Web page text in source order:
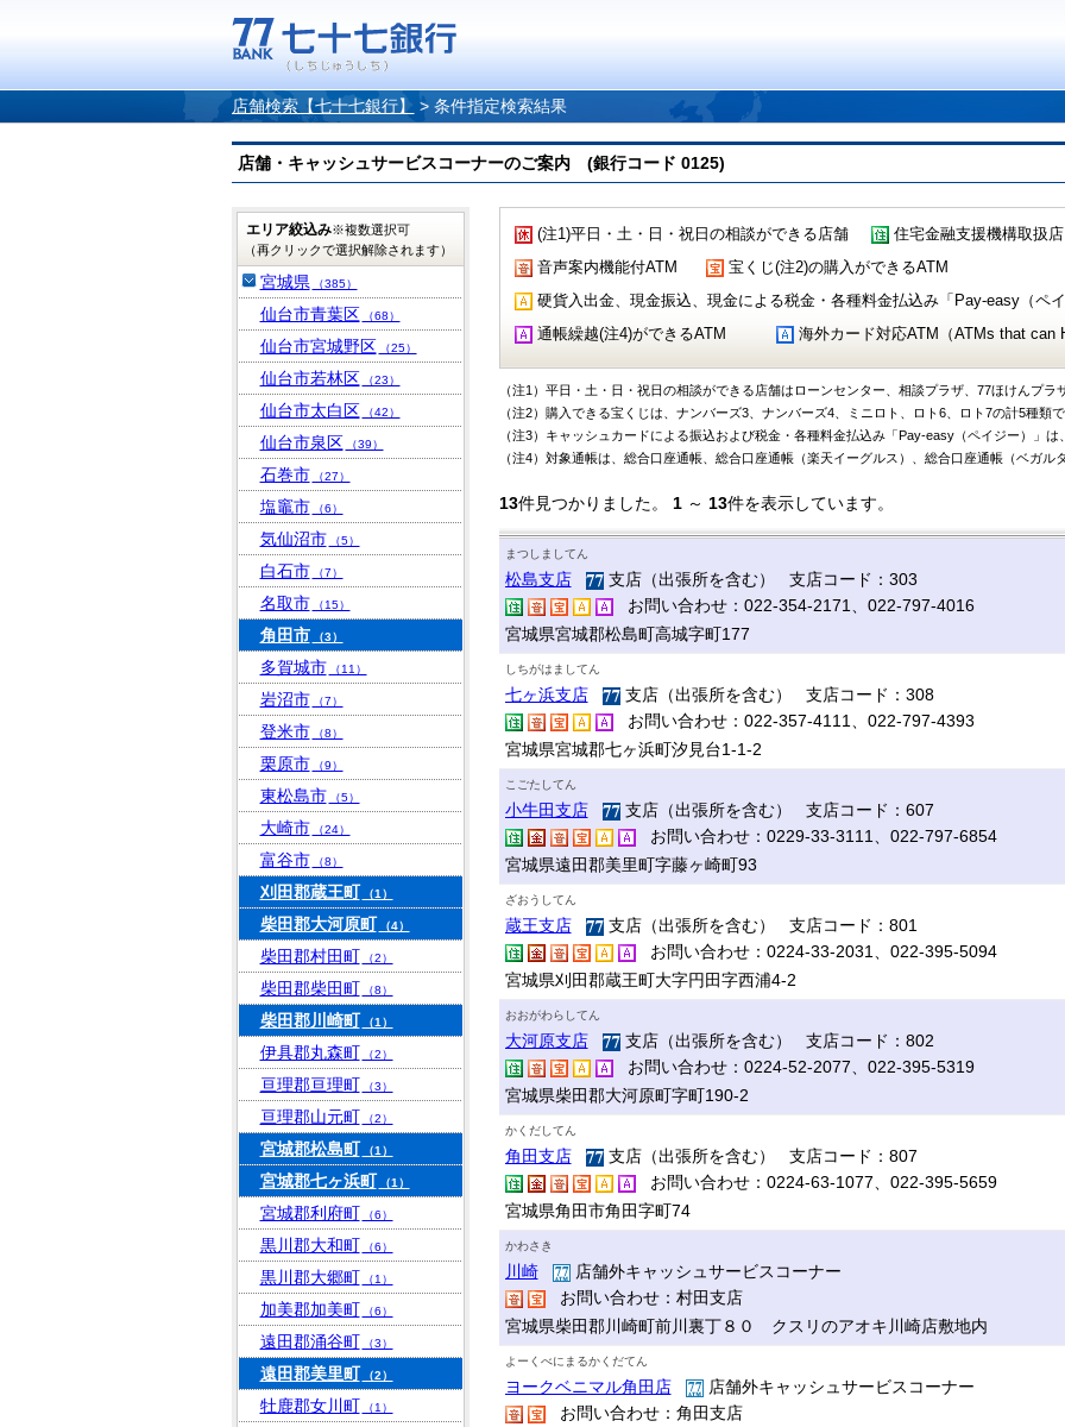
店舗検索【七十七銀行】 > 条件指定検索結果
店舗・キャッシュサービスコーナーのご案内 (銀行コード 0125)
(注1)平日・土・日・祝日の相談ができる店舗 住宅金融支援機構取扱店
音声案内機能付ATM
宝くじ(注2)の購入ができるATM
硬貨入出金、現金振込、現金による税金・各種料金払込み「Pay-easy（ペ
通帳繰越(注4)ができるATM
海外カード対応ATM（ATMs that can
（注1）平日・土・日・祝日の相談ができる店舗はローンセンター、相談プラザ、77ほけんプラ
（注2）購入できる宝くじは、ナンバーズ3、ナンバーズ4、ミニロト、ロト6、ロト7の計5種類で
（注3）キャッシュカードによる振込および税金・各種料金払込み「Pay-easy（ペイジー）」は
（注4）対象通帳は、総合口座通帳、総合口座通帳（楽天イーグルス）、総合口座通帳（ベガル
13件見つかりました。 1～ 13件を表示しています。
まつしましてん
松島支店
支店（出張所を含む） 支店コード：303
お問い合わせ：022-354-2171、022-797-4016
宮城県宮城郡松島町高城字町177
しちがはましてん
七ヶ浜支店
支店（出張所を含む） 支店コード：308
お問い合わせ：022-357-4111、022-797-4393
宮城県宮城郡七ヶ浜町汐見台1-1-2
こごたしてん
小牛田支店
支店（出張所を含む） 支店コード：607
お問い合わせ：0229-33-3111、022-797-6854
宮城県遠田郡美里町字藤ヶ崎町93
ざおうしてん
蔵王支店
支店（出張所を含む） 支店コード：801
お問い合わせ：0224-33-2031、022-395-5094
宮城県刈田郡蔵王町大字円田字西浦4-2
おおがわらしてん
大河原支店
支店（出張所を含む） 支店コード：802
お問い合わせ：0224-52-2077、022-395-5319
宮城県柴田郡大河原町字町190-2
かくだしてん
角田支店
支店（出張所を含む） 支店コード：807
お問い合わせ：0224-63-1077、022-395-5659
宮城県角田市角田字町74
かわさき
川崎
店舗外キャッシュサービスコーナー
お問い合わせ：村田支店
宮城県柴田郡川崎町前川裏丁８０ クスリのアオキ川崎店敷地内
よーくべにまるかくだてん
ヨークベニマル角田店
店舗外キャッシュサービスコーナー
お問い合わせ：角田支店
エリア絞込み※複数選択可
（再クリックで選択解除されます）
宮城県 （385）
仙台市青葉区 （68）
仙台市宮城野区 （25）
仙台市若林区 （23）
仙台市太白区 （42）
仙台市泉区 （39）
石巻市 （27）
塩竈市 （6）
気仙沼市 （5）
白石市 （7）
名取市 （15）
角田市 （3）
多賀城市 （11）
岩沼市 （7）
登米市 （8）
栗原市 （9）
東松島市 （5）
大崎市 （24）
富谷市 （8）
刈田郡蔵王町 （1）
柴田郡大河原町 （4）
柴田郡村田町 （2）
柴田郡柴田町 （8）
柴田郡川崎町 （1）
伊具郡丸森町 （2）
亘理郡亘理町 （3）
亘理郡山元町 （2）
宮城郡松島町 （1）
宮城郡七ヶ浜町 （1）
宮城郡利府町 （6）
黒川郡大和町 （6）
黒川郡大郷町 （1）
加美郡加美町 （6）
遠田郡涌谷町 （3）
遠田郡美里町 （2）
牡鹿郡女川町 （1）